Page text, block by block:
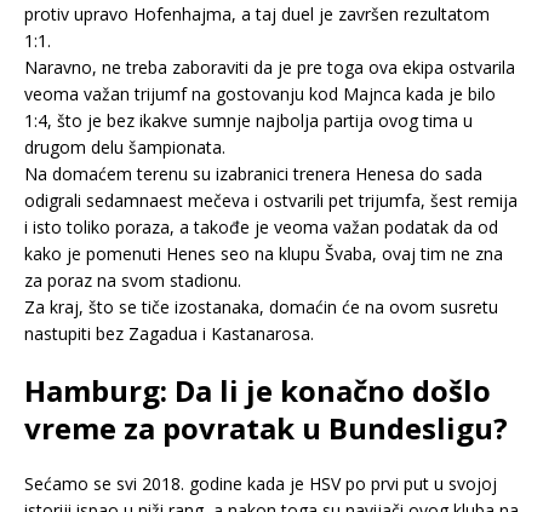
protiv upravo Hofenhajma, a taj duel je završen rezultatom
1:1.
Naravno, ne treba zaboraviti da je pre toga ova ekipa ostvarila
veoma važan trijumf na gostovanju kod Majnca kada je bilo
1:4, što je bez ikakve sumnje najbolja partija ovog tima u
drugom delu šampionata.
Na domaćem terenu su izabranici trenera Henesa do sada
odigrali sedamnaest mečeva i ostvarili pet trijumfa, šest remija
i isto toliko poraza, a takođe je veoma važan podatak da od
kako je pomenuti Henes seo na klupu Švaba, ovaj tim ne zna
za poraz na svom stadionu.
Za kraj, što se tiče izostanaka, domaćin će na ovom susretu
nastupiti bez Zagadua i Kastanarosa.
Hamburg: Da li je konačno došlo
vreme za povratak u Bundesligu?
Sećamo se svi 2018. godine kada je HSV po prvi put u svojoj